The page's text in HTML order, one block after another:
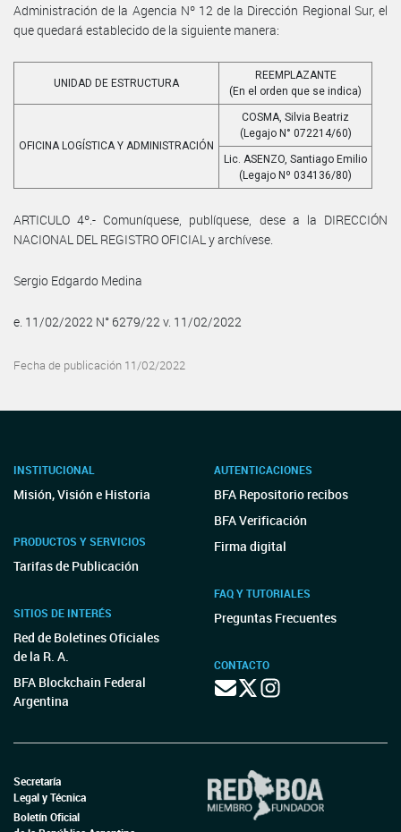
Administración de la Agencia Nº 12 de la Dirección Regional Sur, el
que quedará establecido de la siguiente manera:
UNIDAD DE ESTRUCTURA
REEMPLAZANTE
(En el orden que se indica)
OFICINA LOGÍSTICA Y ADMINISTRACIÓN
COSMA, Silvia Beatriz
(Legajo N° 072214/60)
Lic. ASENZO, Santiago Emilio
(Legajo Nº 034136/80)
ARTICULO 4º.- Comuníquese, publíquese, dese a la DIRECCIÓN
NACIONAL DEL REGISTRO OFICIAL y archívese.
Sergio Edgardo Medina
e. 11/02/2022 N° 6279/22 v. 11/02/2022
Fecha de publicación 11/02/2022
INSTITUCIONAL
Misión, Visión e Historia
PRODUCTOS Y SERVICIOS
Tarifas de Publicación
SITIOS DE INTERÉS
Red de Boletines Oficiales
de la R. A.
BFA Blockchain Federal
Argentina
AUTENTICACIONES
BFA Repositorio recibos
BFA Verificación
Firma digital
FAQ Y TUTORIALES
Preguntas Frecuentes
CONTACTO
Secretaría
Legal y Técnica
Boletín Oficial